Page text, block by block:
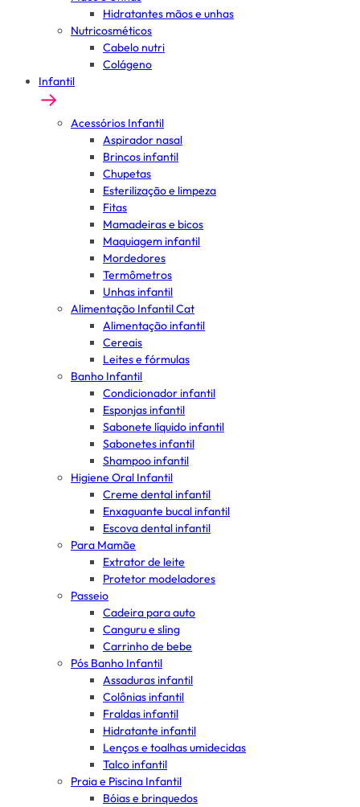
Hidratantes mãos e unhas
Nutricosméticos
Cabelo nutri
Colágeno
Infantil
Acessórios Infantil
Aspirador nasal
Brincos infantil
Chupetas
Esterilização e limpeza
Fitas
Mamadeiras e bicos
Maquiagem infantil
Mordedores
Termômetros
Unhas infantil
Alimentação Infantil Cat
Alimentação infantil
Cereais
Leites e fórmulas
Banho Infantil
Condicionador infantil
Esponjas infantil
Sabonete líquido infantil
Sabonetes infantil
Shampoo infantil
Higiene Oral Infantil
Creme dental infantil
Enxaguante bucal infantil
Escova dental infantil
Para Mamãe
Extrator de leite
Protetor modeladores
Passeio
Cadeira para auto
Canguru e sling
Carrinho de bebe
Pós Banho Infantil
Assaduras infantil
Colônias infantil
Fraldas infantil
Hidratante infantil
Lenços e toalhas umidecidas
Talco infantil
Praia e Piscina Infantil
Bóias e brinquedos